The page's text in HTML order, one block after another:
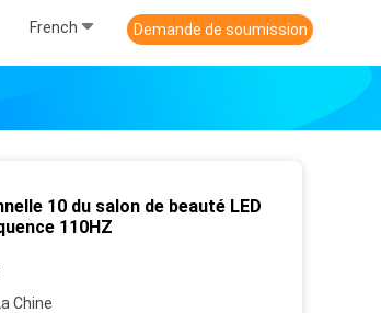
French Demande de soumission
10 du salon de beauté LED
110HZ
Chine